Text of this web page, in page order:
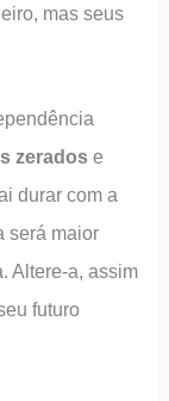
mas seus
zerados e
durar com a
será maior
Altere-a, assim
futuro